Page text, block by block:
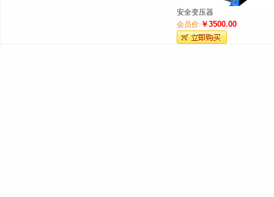
安全变压器
会员价:￥3500.00